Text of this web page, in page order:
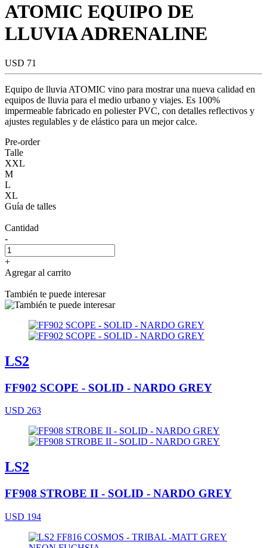
ATOMIC EQUIPO DE
LLUVIA ADRENALINE
USD 71
Equipo de lluvia ATOMIC vino para mostrar una nueva calidad en
equipos de lluvia para el medio urbano y viajes. Es 100%
impermeable fabricado en poliester PVC, con detalles reflectivos y
ajustes regulables y de elástico para un mejor calce.
Pre-order
Talle
XXL
M
L
XL
Guía de talles
Cantidad
-
+
Agregar al carrito
También te puede interesar
LS2
FF902 SCOPE - SOLID - NARDO GREY
USD 263
LS2
FF908 STROBE II - SOLID - NARDO GREY
USD 194